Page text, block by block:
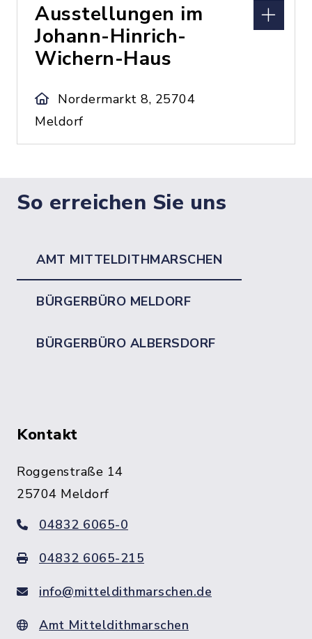
Ausstellungen im
Johann-Hinrich-
Wichern-Haus
Nordermarkt 8, 25704
Meldorf
So erreichen Sie uns
AMT MITTELDITHMARSCHEN
BÜRGERBÜRO MELDORF
BÜRGERBÜRO ALBERSDORF
Kontakt
Roggenstraße 14
25704 Meldorf
04832 6065-0
04832 6065-215
info@mitteldithmarschen.de
Amt Mitteldithmarschen